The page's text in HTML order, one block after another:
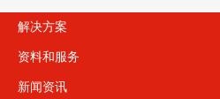
解决方案
资料和服务
新闻资讯